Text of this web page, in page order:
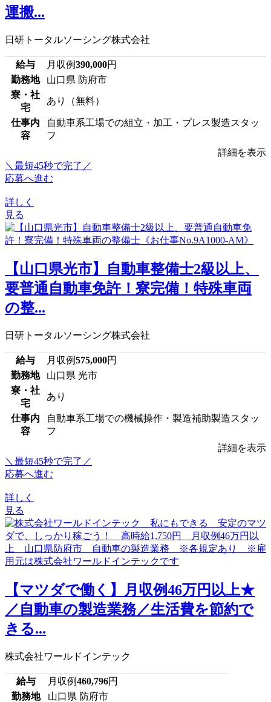
運搬...
日研トータルソーシング株式会社
給与 月収例390,000円
勤務地
山口県 防府市
寮・社
宅
あり（無料）
仕事内
容
自動車系工場での組立・加工・プレス製造スタッ
フ
詳細を表示
＼最短45秒で完了／
応募へ進む
詳しく
見る
【山口県光市】自動車整備士2級以上、
要普通自動車免許！寮完備！特殊車両
の整...
日研トータルソーシング株式会社
給与 月収例575,000円
勤務地
山口県 光市
寮・社
宅
あり
仕事内
容
自動車系工場での機械操作・製造補助製造スタッ
フ
詳細を表示
＼最短45秒で完了／
応募へ進む
詳しく
見る
【マツダで働く】月収例46万円以上★
／自動車の製造業務／生活費を節約で
きる...
株式会社ワールドインテック
給与 月収例460,796円
勤務地
山口県 防府市